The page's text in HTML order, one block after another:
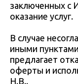
заключенных с
оказание услуг.
В случае
иными
предлагает
оферты и
Н.В..